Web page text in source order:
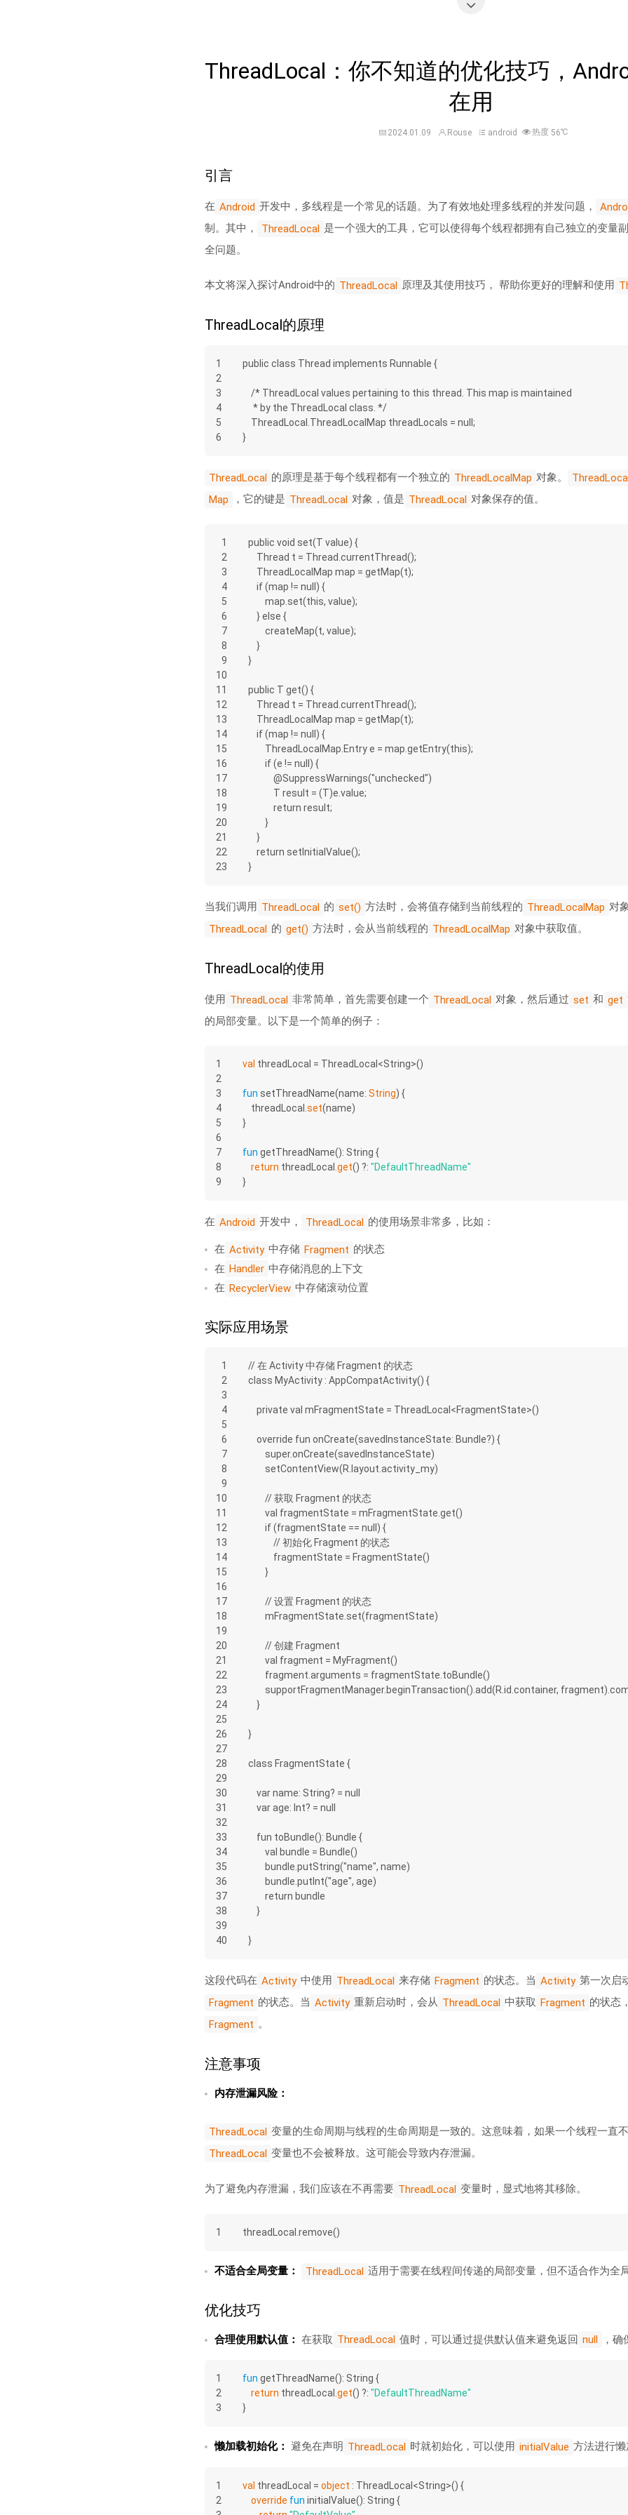
ThreadLocal：你不知道的优化技巧，
在用
2024.01.09 Rouse android 热度 56℃
引言
在 Android 开发中，多线程是一个常见的话题。为了有效地处理多线程的并发问题，
制。其中，
ThreadLocal 是一个强大的工具，它可以使得每个线程都拥有自己独立的变量
全问题。
本文将深入探讨Android中的 ThreadLocal 原理及其使用技巧， 帮助你更好的理解和使用
ThreadLocal的原理
1
2
3
4
5
6
public class Thread implements Runnable {
    /* ThreadLocal values pertaining to this thread. This map is maintained
     * by the ThreadLocal class. */
    ThreadLocal.ThreadLocalMap threadLocals = null;
}
ThreadLocal 的原理是基于每个线程都有一个独立的 ThreadLocalMap 对象。
Map
，它的键是 ThreadLocal 对象，值是 ThreadLocal 对象保存的值。
1
2
3
4
5
6
7
8
9
10
11
12
13
14
15
16
17
18
19
20
21
22
23
public void set(T value) {
    Thread t = Thread.currentThread();
    ThreadLocalMap map = getMap(t);
    if (map != null) {
        map.set(this, value);
    } else {
        createMap(t, value);
    }
}
public T get() {
    Thread t = Thread.currentThread();
    ThreadLocalMap map = getMap(t);
    if (map != null) {
        ThreadLocalMap.Entry e = map.getEntry(this);
        if (e != null) {
            @SuppressWarnings("unchecked")
            T result = (T)e.value;
            return result;
        }
    }
    return setInitialValue();
}
当我们调用 ThreadLocal 的 set() 方法时，会将值存储到当前线程的 ThreadLocalMap 对
ThreadLocal 的 get() 方法时，会从当前线程的 ThreadLocalMap 对象中获取值。
ThreadLocal的使用
使用 ThreadLocal 非常简单，首先需要创建一个 ThreadLocal 对象，然后通过 set 和 get
的局部变量。以下是一个简单的例子：
1
2
3
4
5
6
7
8
9
val threadLocal = ThreadLocal<String>()
fun setThreadName(name: String) {
    threadLocal.
set(name)
}
fun getThreadName(): String {
return threadLocal.get() ?: "DefaultThreadName"
}
在 Android 开发中， ThreadLocal 的使用场景非常多，比如：
在 Activity 中存储 Fragment 的状态
在 Handler 中存储消息的上下文
在 RecyclerView 中存储滚动位置
实际应用场景
1
2
3
4
5
6
7
8
9
10
11
12
13
14
15
16
17
18
19
20
21
22
23
24
25
26
27
28
29
30
31
32
33
34
35
36
37
38
39
40
// 在 Activity 中存储 Fragment 的状态
class MyActivity : AppCompatActivity() {
    private val mFragmentState = ThreadLocal<FragmentState>()
    override fun onCreate(savedInstanceState: Bundle?) {
        super.onCreate(savedInstanceState)
        setContentView(R.layout.activity_my)
        // 获取 Fragment 的状态
        val fragmentState = mFragmentState.get()
        if (fragmentState == null) {
            // 初始化 Fragment 的状态
            fragmentState = FragmentState()
        }
        // 设置 Fragment 的状态
        mFragmentState.set(fragmentState)
        // 创建 Fragment
        val fragment = MyFragment()
        fragment.arguments = fragmentState.toBundle()
supportFragmentManager.beginTransaction().add(R.id.container,
    }
}
class FragmentState {
    var name: String? = null
    var age: Int? = null
    fun toBundle(): Bundle {
        val bundle = Bundle()
        bundle.putString("name", name)
        bundle.putInt("age", age)
        return bundle
    }
}
这段代码在 Activity 中使用 ThreadLocal 来存储 Fragment 的状态。当 Activity 第一次启
Fragment 的状态。当 Activity 重新启动时，会从 ThreadLocal 中获取 Fragment 的状态
Fragment 。
注意事项
内存泄漏风险：
ThreadLocal 变量的生命周期与线程的生命周期是一致的。这意味着，如果一个线程一直
ThreadLocal 变量也不会被释放。这可能会导致内存泄漏。
为了避免内存泄漏，我们应该在不再需要 ThreadLocal 变量时，显式地将其移除。
1 threadLocal.remove()
不适合全局变量： ThreadLocal 适用于需要在线程间传递的局部变量，但不适合作为全
优化技巧
合理使用默认值： 在获取 ThreadLocal 值时，可以通过提供默认值来避免返回 null ，确
1
2
3
fun getThreadName(): String {
return threadLocal. get() ?: "DefaultThreadName"
}
懒加载初始化： 避免在声明 ThreadLocal 时就初始化，可以使用 initialValue 方法进行懒
1
2
val threadLocal = object : ThreadLocal<String>() {
override fun initialValue(): String {